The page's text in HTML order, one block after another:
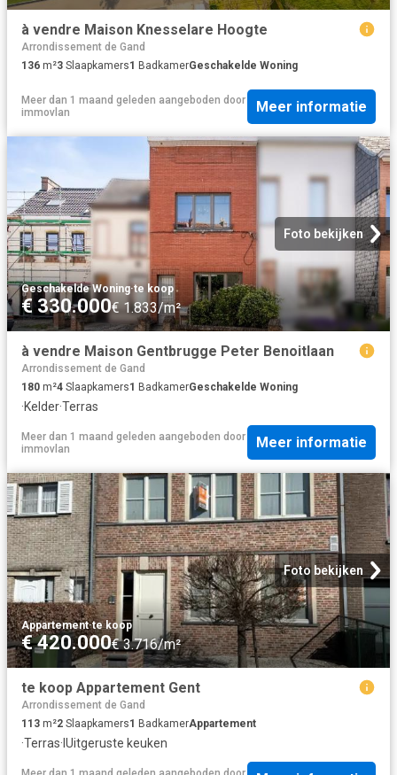
à vendre Maison Knesselare Hoogte
Arrondissement de Gand
136 m²3 Slaapkamers1 BadkamerGeschakelde Woning
Meer dan 1 maand geleden aangeboden door
immovlan
Meer informatie
Foto bekijken
Geschakelde Woning·te koop
€ 330.000€ 1.833/m²
à vendre Maison Gentbrugge Peter Benoitlaan
Arrondissement de Gand
180 m²4 Slaapkamers1 BadkamerGeschakelde Woning
·Kelder·Terras
Meer dan 1 maand geleden aangeboden door
immovlan
Meer informatie
Foto bekijken
Appartement·te koop
€ 420.000€ 3.716/m²
te koop Appartement Gent
Arrondissement de Gand
113 m²2 Slaapkamers1 BadkamerAppartement
·Terras· IUitgeruste keuken